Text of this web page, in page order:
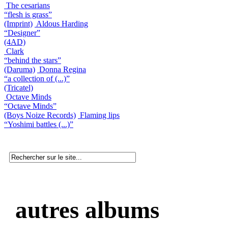
The cesarians
“flesh is grass”
(Imprint) Aldous Harding
“Designer”
(4AD)
Clark
“behind the stars”
(Daruma) Donna Regina
“a collection of (...)”
(Tricatel)
Octave Minds
“Octave Minds”
(Boys Noize Records) Flaming lips
“Yoshimi battles (...)”
autres albums